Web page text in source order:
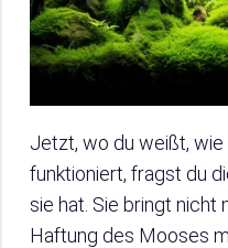
Jetzt, wo du weißt,
funktioniert, fragst du
sie hat. Sie bringt nicht
Haftung des Mooses